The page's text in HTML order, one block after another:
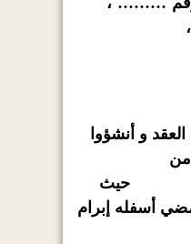
و أنشؤوا
أسفله إبرام